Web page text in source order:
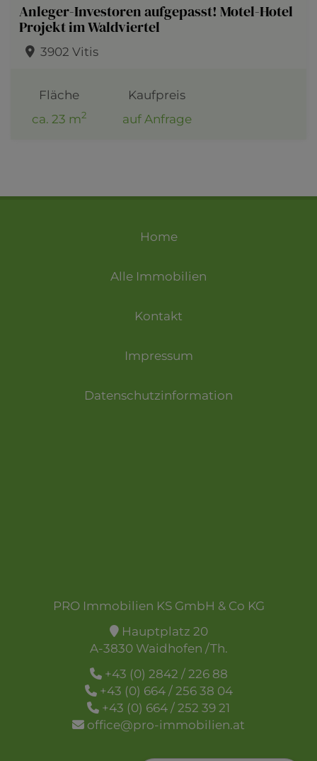
Anleger-Investoren aufgepasst! Motel-Hotel
Projekt im Waldviertel
3902 Vitis
Fläche
ca. 23 m2
Kaufpreis
auf Anfrage
Home
Alle Immobilien
Kontakt
Impressum
Datenschutzinformation
PRO Immobilien KS GmbH & Co KG
Hauptplatz 20
A-3830 Waidhofen /Th.
+43 (0) 2842 / 226 88
+43 (0) 664 / 256 38 04
+43 (0) 664 / 252 39 21
office@pro-immobilien.at